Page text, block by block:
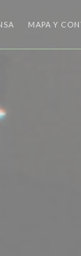
MAPA Y